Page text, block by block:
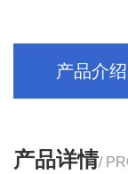
产品介绍
产品详情/